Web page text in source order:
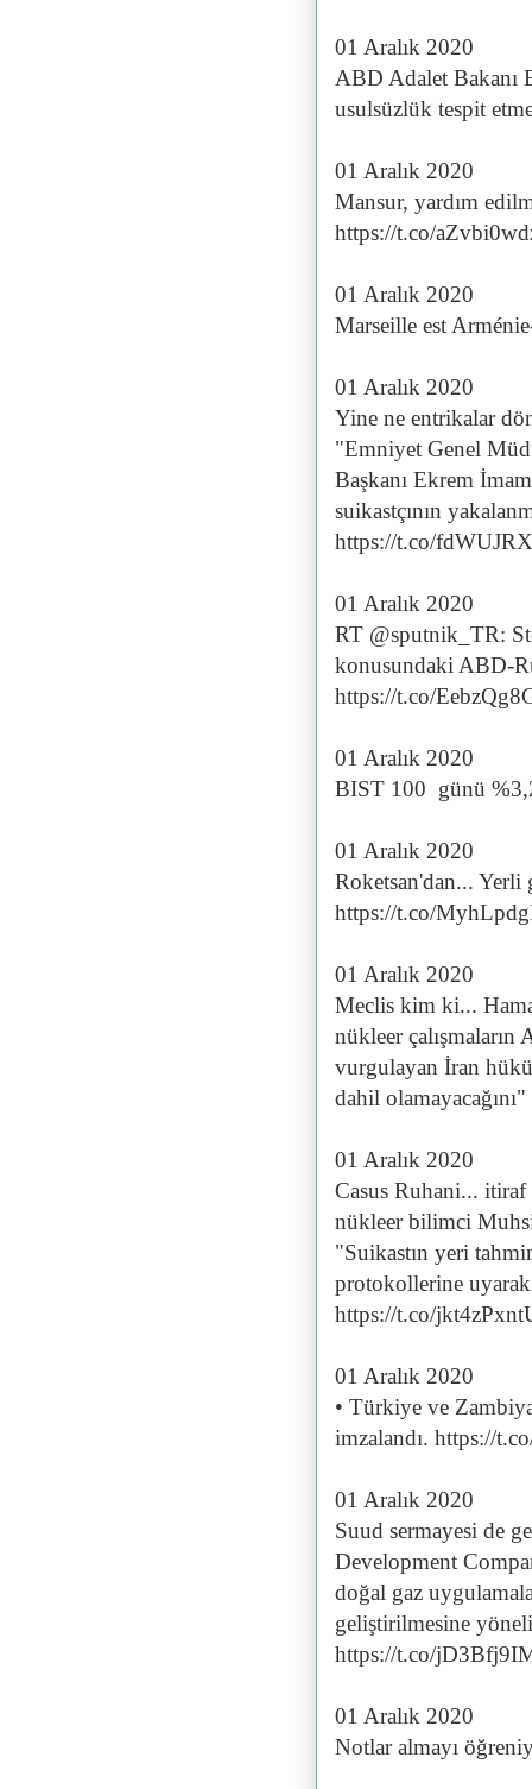
01 Aralık 2020
ABD Adalet Bakanı
usulsüzlük tespit
01 Aralık 2020
Mansur, yardım
https://t.co/
01 Aralık 2020
Marseille est
01 Aralık 2020
Yine ne entrikalar
"Emniyet Genel
Başkanı Ekrem
suikastçının
https://t.co/
01 Aralık 2020
RT @sputnik_TR:
konusundaki ABD-
https://t.co/
01 Aralık 2020
BIST 100 günü
01 Aralık 2020
Roketsan'dan... Yerli
https://t.co/
01 Aralık 2020
Meclis kim ki...
nükleer
vurgulayan İran
dahil
01 Aralık 2020
Casus Ruhani...
nükleer bilimci
"Suikastın yeri
protokollerine
https://t.co/
01 Aralık 2020
• Türkiye ve
imzalandı. https://
01 Aralık 2020
Suud sermayesi de
Development
doğal gaz
geliştirilmesine
https://t.co/
01 Aralık 2020
Notlar almayı